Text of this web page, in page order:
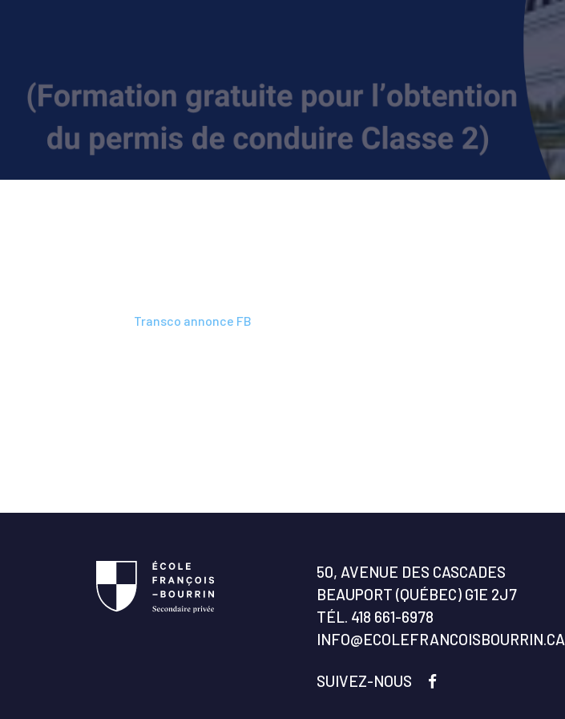
Transco annonce FB
50, AVENUE DES CASCADES
BEAUPORT (QUÉBEC) G1E 2J7
TÉL. 418 661-6978
INFO@ECOLEFRANCOISBOURRIN.CA
SUIVEZ-NOUS